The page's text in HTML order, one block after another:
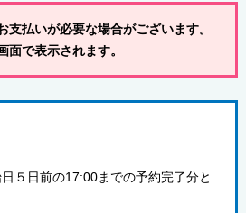
支払いが必要な場合がございます。
面で表示されます。
５日前の17:00までの予約完了分と